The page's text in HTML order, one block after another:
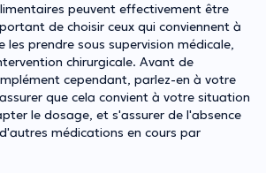
peuvent effectivement être
de choisir ceux qui conviennent à
prendre sous supervision médicale,
chirurgicale. Avant de
cependant, parlez-en à votre
que cela convient à votre situation
le dosage, et s'assurer de l'absence
médications en cours par